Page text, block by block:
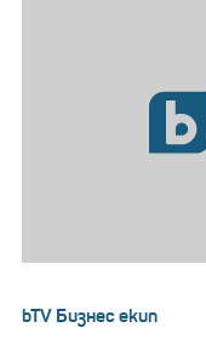
bTV Бизнес екип